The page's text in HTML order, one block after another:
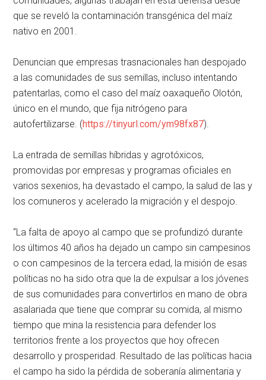
que se reveló la contaminación transgénica del maíz
nativo en 2001.
Denuncian que empresas trasnacionales han despojado
a las comunidades de sus semillas, incluso intentando
patentarlas, como el caso del maíz oaxaqueño Olotón,
único en el mundo, que fija nitrógeno para
autofertilizarse. (https://tinyurl.com/ym98fx87).
La entrada de semillas híbridas y agrotóxicos,
promovidas por empresas y programas oficiales en
varios sexenios, ha devastado el campo, la salud de las y
los comuneros y acelerado la migración y el despojo.
La falta de apoyo al campo que se profundizó durante
los últimos 40 años ha dejado un campo sin campesinos
o con campesinos de la tercera edad, la misión de esas
políticas no ha sido otra que la de expulsar a los jóvenes
de sus comunidades para convertirlos en mano de obra
asalariada que tiene que comprar su comida, al mismo
tiempo que mina la resistencia para defender los
territorios frente a los proyectos que hoy ofrecen
desarrollo y prosperidad. Resultado de las políticas hacia
el campo ha sido la pérdida de soberanía alimentaria y